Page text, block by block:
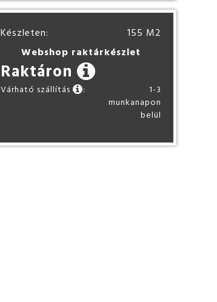
Készleten:
155 M2
Webshop raktárkészlet
Raktáron
Várható szállítás :
1-3
munkanapon
belül